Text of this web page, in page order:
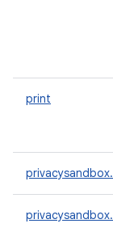
print